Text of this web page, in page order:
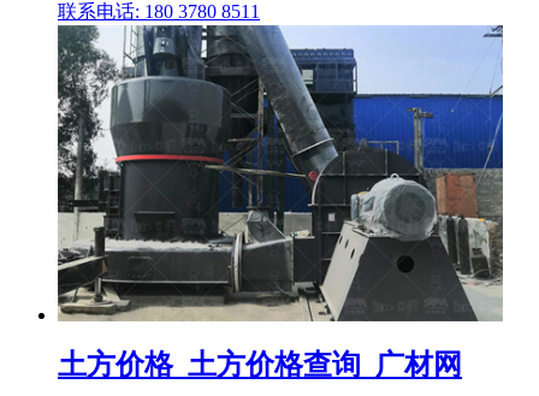
联系电话: 180 3780 8511
土方价格_土方价格查询_广材网